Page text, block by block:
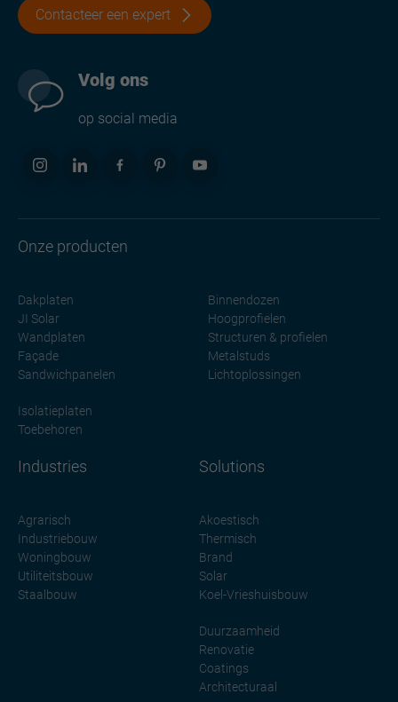
Contacteer een expert
Volg ons
op social media
Onze producten
Dakplaten
JI Solar
Wandplaten
Façade
Sandwichpanelen
Binnendozen
Hoogprofielen
Structuren & profielen
Metalstuds
Lichtoplossingen
Isolatieplaten
Toebehoren
Industries
Agrarisch
Industriebouw
Woningbouw
Utiliteitsbouw
Staalbouw
Solutions
Akoestisch
Thermisch
Brand
Solar
Koel-Vrieshuisbouw
Duurzaamheid
Renovatie
Coatings
Architecturaal